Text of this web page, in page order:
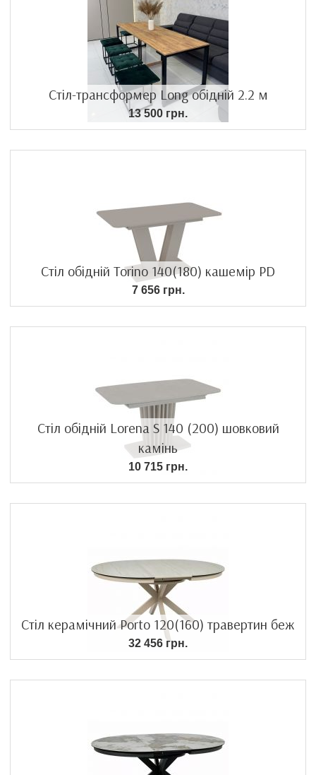
Стіл-трансформер Long обідній 2.2 м
13 500 грн.
Стіл обідній Torino 140(180) кашемір РD
7 656 грн.
Стіл обідній Lorena S 140 (200) шовковий
камінь
10 715 грн.
Стіл керамічний Porto 120(160) травертин беж
32 456 грн.